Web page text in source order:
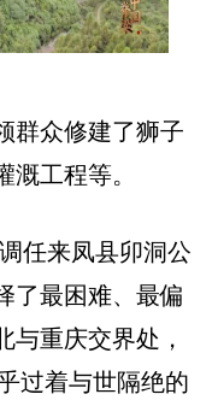
群众修建了狮子
工程等。
任来凤县卯洞公
了最困难、最偏
与重庆交界处，
过着与世隔绝的